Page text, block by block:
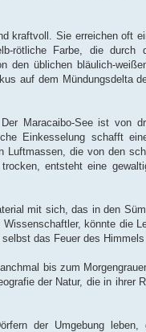
kraftvoll. Sie erreichen oft
rötliche Farbe, die durch
den üblichen bläulich-
auf dem Mündungsdelta
Maracaibo-See ist von
Einkesselung schafft
Luftmassen, die von den
entsteht eine
mit sich, das in den
könnte die
das Feuer des
bis zum
der Natur, die in ihrer
der Umgebung leben,